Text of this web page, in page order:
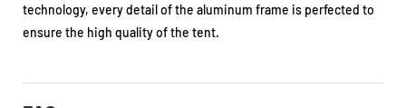
technology, every detail of the aluminum frame is perfected to
ensure the high quality of the tent.